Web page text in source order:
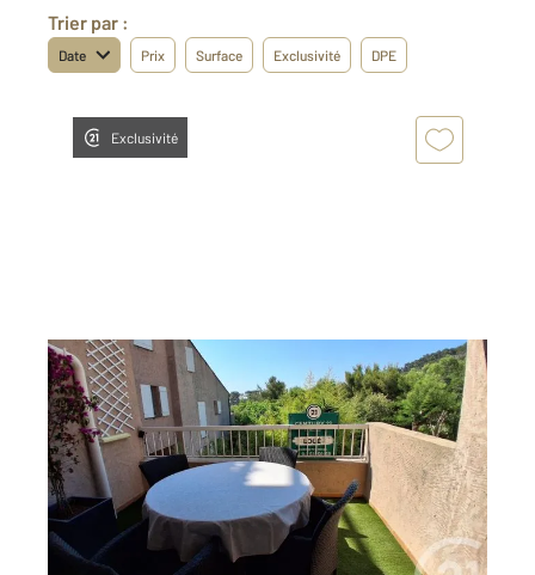
Trier par :
Date Prix Surface Exclusivité DPE
Exclusivité
LA VALETTE DU VAR 83
34,70 m2 , 2 pièces
Ref : 2154
Appartement F2 à louer
895 €
par mois charges comprises